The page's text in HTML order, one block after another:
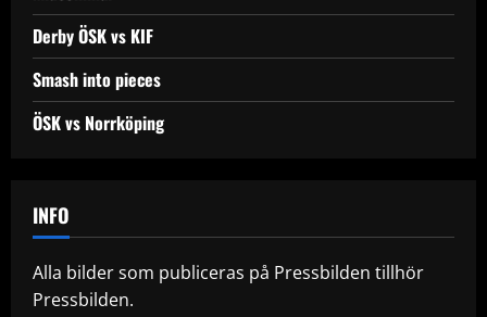
Derby ÖSK vs KIF
Smash into pieces
ÖSK vs Norrköping
INFO
Alla bilder som publiceras på Pressbilden tillhör
Pressbilden.